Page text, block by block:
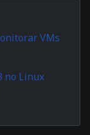
VMs
no Linux